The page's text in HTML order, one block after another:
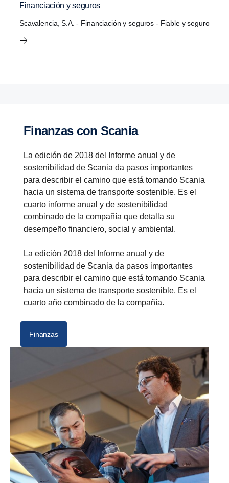
Financiación y seguros
Scavalencia, S.A. - Financiación y seguros - Fiable y seguro
Finanzas con Scania
La edición de 2018 del Informe anual y de
sostenibilidad de Scania da pasos importantes
para describir el camino que está tomando Scania
hacia un sistema de transporte sostenible. Es el
cuarto informe anual y de sostenibilidad
combinado de la compañía que detalla su
desempeño financiero, social y ambiental.
La edición 2018 del Informe anual y de
sostenibilidad de Scania da pasos importantes
para describir el camino que está tomando Scania
hacia un sistema de transporte sostenible. Es el
cuarto año combinado de la compañía.
Finanzas